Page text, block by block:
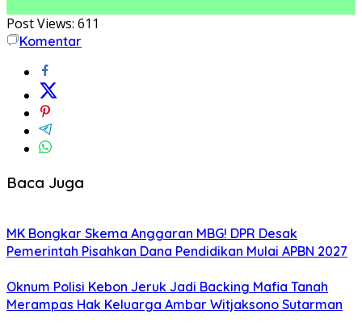
Post Views: 611
Komentar
Baca Juga
MK Bongkar Skema Anggaran MBG! DPR Desak
Pemerintah Pisahkan Dana Pendidikan Mulai APBN 2027
Oknum Polisi Kebon Jeruk Jadi Backing Mafia Tanah
Merampas Hak Keluarga Ambar Witjaksono Sutarman